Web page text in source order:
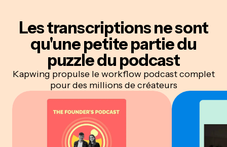
Les transcriptions ne sont
qu'une petite partie du
puzzle du podcast
Kapwing propulse le workflow podcast complet
pour des millions de créateurs